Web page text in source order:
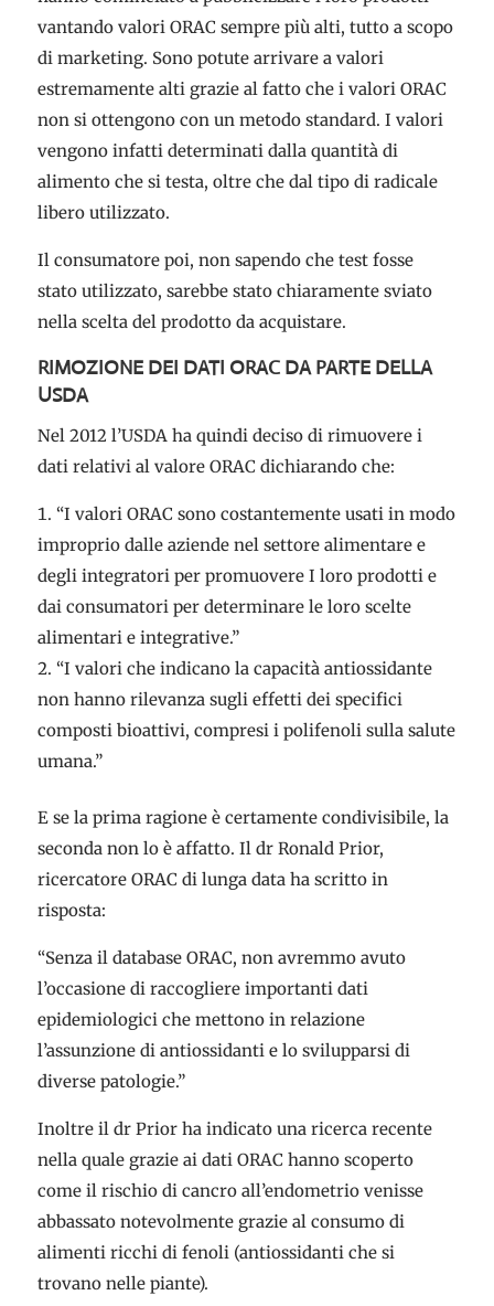
vantando valori ORAC sempre più alti, tutto a scopo
di marketing. Sono potute arrivare a valori
estremamente alti grazie al fatto che i valori ORAC
non si ottengono con un metodo standard. I valori
vengono infatti determinati dalla quantità di
alimento che si testa, oltre che dal tipo di radicale
libero utilizzato.
Il consumatore poi, non sapendo che test fosse
stato utilizzato, sarebbe stato chiaramente sviato
nella scelta del prodotto da acquistare.
RIMOZIONE DEI DATI ORAC DA PARTE DELLA
USDA
Nel 2012 l’USDA ha quindi deciso di rimuovere i
dati relativi al valore ORAC dichiarando che:
“I valori ORAC sono costantemente usati in modo
improprio dalle aziende nel settore alimentare e
degli integratori per promuovere I loro prodotti e
dai consumatori per determinare le loro scelte
alimentari e integrative.”
“I valori che indicano la capacità antiossidante
non hanno rilevanza sugli effetti dei specifici
composti bioattivi, compresi i polifenoli sulla salute
umana.”
E se la prima ragione è certamente condivisibile, la
seconda non lo è affatto. Il dr Ronald Prior,
ricercatore ORAC di lunga data ha scritto in
risposta:
“Senza il database ORAC, non avremmo avuto
l’occasione di raccogliere importanti dati
epidemiologici che mettono in relazione
l’assunzione di antiossidanti e lo svilupparsi di
diverse patologie.”
Inoltre il dr Prior ha indicato una ricerca recente
nella quale grazie ai dati ORAC hanno scoperto
come il rischio di cancro all’endometrio venisse
abbassato notevolmente grazie al consumo di
alimenti ricchi di fenoli (antiossidanti che si
trovano nelle piante).